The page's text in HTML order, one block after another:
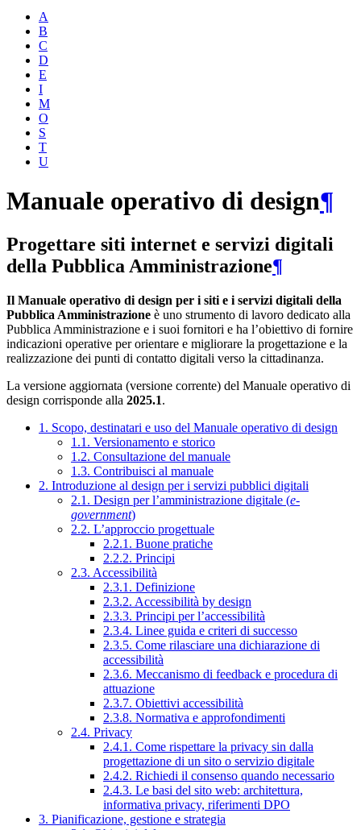
A
B
C
D
E
I
M
O
S
T
U
Manuale operativo di design¶
Progettare siti internet e servizi digitali
della Pubblica Amministrazione¶
Il Manuale operativo di design per i siti e i servizi digitali della
Pubblica Amministrazione è uno strumento di lavoro dedicato alla
Pubblica Amministrazione e i suoi fornitori e ha l’obiettivo di fornire
indicazioni operative per orientare e migliorare la progettazione e la
realizzazione dei punti di contatto digitali verso la cittadinanza.
La versione aggiornata (versione corrente) del Manuale operativo di
design corrisponde alla 2025.1.
1. Scopo, destinatari e uso del Manuale operativo di design
1.1. Versionamento e storico
1.2. Consultazione del manuale
1.3. Contribuisci al manuale
2. Introduzione al design per i servizi pubblici digitali
2.1. Design per l’amministrazione digitale (e-
government)
2.2. L’approccio progettuale
2.2.1. Buone pratiche
2.2.2. Principi
2.3. Accessibilità
2.3.1. Definizione
2.3.2. Accessibilità by design
2.3.3. Principi per l’accessibilità
2.3.4. Linee guida e criteri di successo
2.3.5. Come rilasciare una dichiarazione di
accessibilità
2.3.6. Meccanismo di feedback e procedura di
attuazione
2.3.7. Obiettivi accessibilità
2.3.8. Normativa e approfondimenti
2.4. Privacy
2.4.1. Come rispettare la privacy sin dalla
progettazione di un sito o servizio digitale
2.4.2. Richiedi il consenso quando necessario
2.4.3. Le basi del sito web: architettura,
informativa privacy, riferimenti DPO
3. Pianificazione, gestione e strategia